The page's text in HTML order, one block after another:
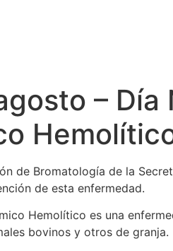
–
de Bromatología de la
de esta enfermedad.
Hemolítico es una
bovinos y otros de granja.